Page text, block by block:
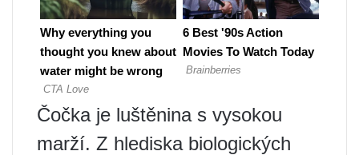
Čočka je luštěnina s vysokou
marží. Z hlediska biologických